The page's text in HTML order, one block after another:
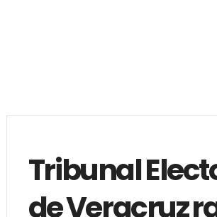
Tribunal
de Veracruz